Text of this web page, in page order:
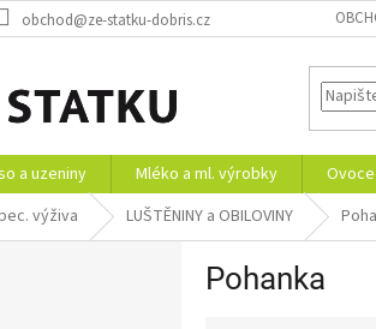
obchod@ze-statku-dobris.cz
a uzeniny Mléko a ml. výrobky
výživa LUŠTĚNINY a OBILOVINY
Pohanka